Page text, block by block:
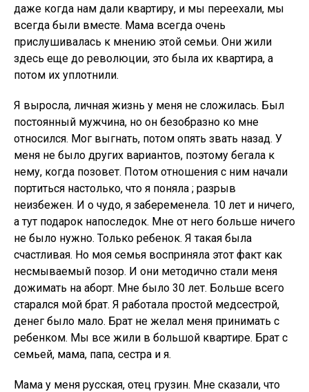
даже когда нам дали квартиру, и мы переехали, мы
всегда были вместе. Мама всегда очень
прислушивалась к мнению этой семьи. Они жили
здесь еще до революции, это была их квартира, а
потом их уплотнили. ​
Я выросла, личная жизнь у меня не сложилась. Был
постоянный мужчина, но он безобразно ко мне
относился. Мог выгнать, потом опять звать назад.​ У
меня не было других вариантов, поэтому бегала к
нему, когда позовет. Потом отношения с ним начали
портиться настолько, что я поняла ; разрыв
неизбежен. И о чудо, я забеременела. 10 лет​ и ничего,
а тут подарок напоследок. Мне от него больше ничего
не было нужно. Только ребенок. Я такая была
счастливая. Но моя семья восприняла этот факт как
несмываемый позор. И они методично стали меня
дожимать на аборт. Мне было 30 лет. ​Больше всего
старался мой брат. Я работала простой медсестрой,
денег было мало. Брат не желал меня принимать с
ребенком. Мы все жили в большой квартире. Брат с
семьей, мама, папа, сестра и я.
Мама у меня русская, отец грузин. Мне сказали, что